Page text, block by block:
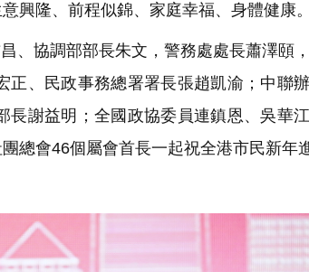
興隆、前程似錦、家庭幸福、身體健康
、協調部部長朱文，警務處處長蕭澤頤
、民政事務總署署長張趙凱渝；中聯
謝益明；全國政協委員連鎮恩、吳華
總會46個屬會首長一起祝全港市民新年